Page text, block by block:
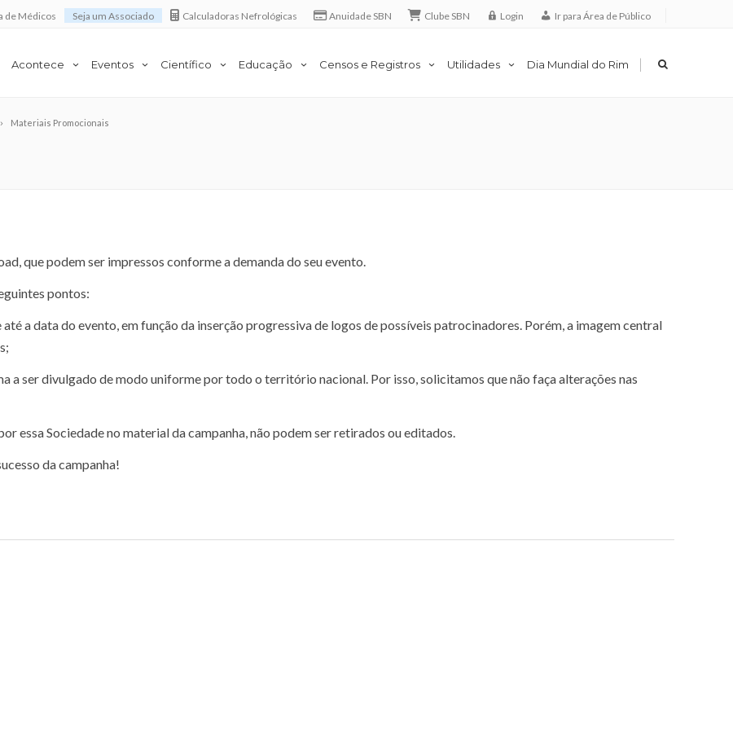
de Médicos Seja um Associado Calculadoras Nefrológicas Anuidade SBN Clube SBN Login Ir para Área de Público
Acontece Eventos Científico Educação Censos e Registros Utilidades Dia Mundial do Rim |
Materiais Promocionais
que podem ser impressos conforme a demanda do seu evento.
pontos:
a data do evento, em função da inserção progressiva de logos de possíveis patrocinadores. Porém, a imagem central
a ser divulgado de modo uniforme por todo o território nacional. Por isso, solicitamos que não faça alterações nas
essa Sociedade no material da campanha, não podem ser retirados ou editados.
da campanha!